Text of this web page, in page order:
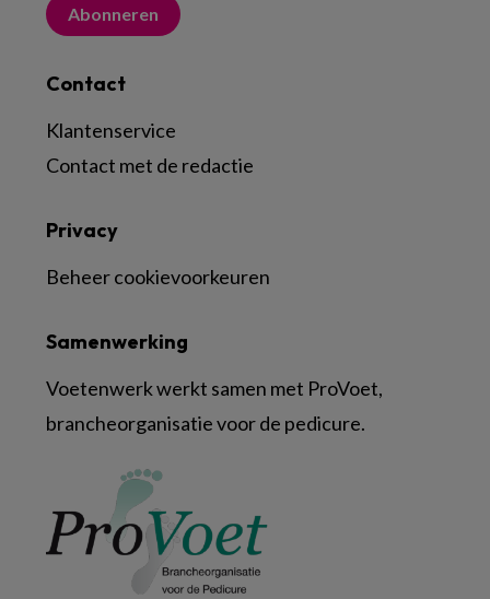
Abonneren
Contact
Klantenservice
Contact met de redactie
Samenwerking
Voetenwerk werkt samen met ProVoet,
brancheorganisatie voor de pedicure.
Privacy
Beheer cookievoorkeuren